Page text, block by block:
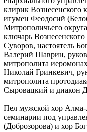
клирик Вознесенского
игумен Феодосий
Митрополичьего
ключарь
Суворов, настоятель
Валерий Шаврин,
митрополита
Николай Гринкевич,
митрополита
Сыровацкий и диакон
Пел мужской хор Алма-
семинарии под
(Доброзорова) и хор